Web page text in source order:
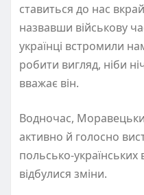
ставиться до нас
назвавши військову
українці встромили
робити вигляд, ніби
вважає він.
Водночас,
активно й голосно
польсько-українських
відбулися зміни.